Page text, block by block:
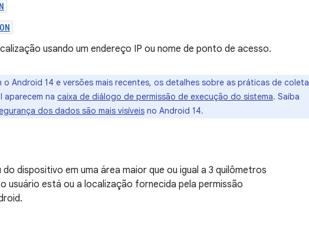
usando um endereço IP ou nome de ponto de acesso.
o Android 14 e versões mais recentes, os detalhes sobre as práticas de coleta
aparecem na caixa de diálogo de permissão de execução do sistema. Saiba
dos dados são mais visíveis no Android 14.
dispositivo em uma área maior que ou igual a 3 quilômetros
usuário está ou a localização fornecida pela permissão